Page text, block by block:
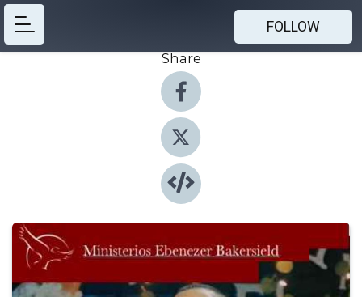
FOLLOW
Share